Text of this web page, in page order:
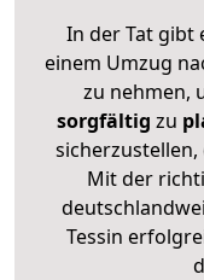
In der Tat gibt
einem Umzug
zu nehmen,
sorgfältig zu
Mit der
Tessin